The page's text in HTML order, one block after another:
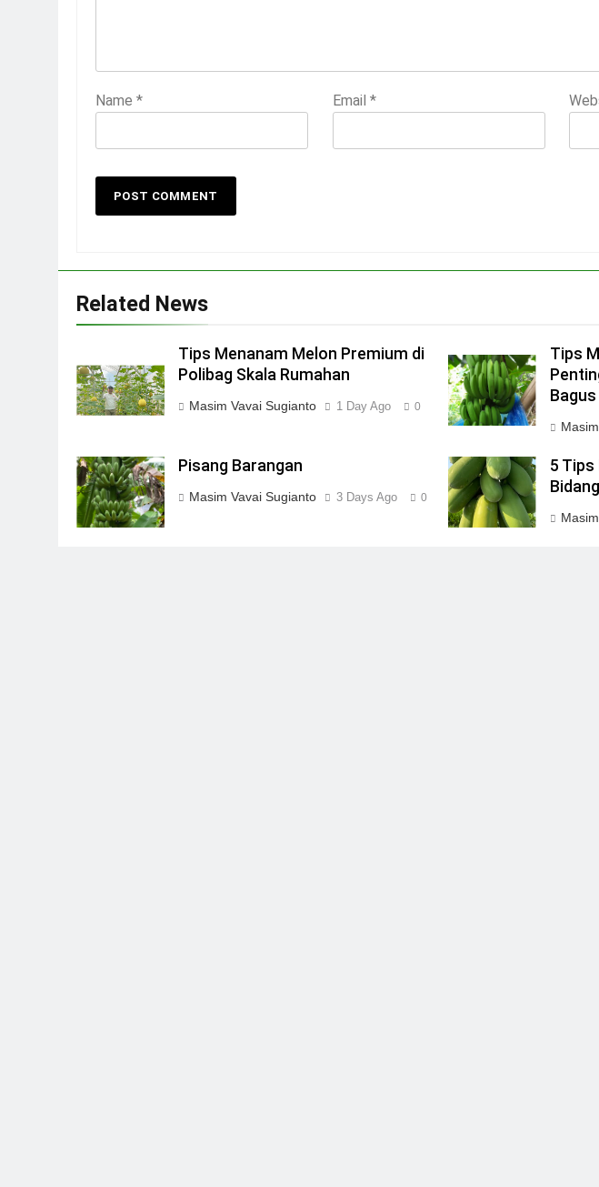
Name * Email *
Related News
Tips Menanam Melon Premium di
Polibag Skala Rumahan
Masim Vavai Sugianto 1 Day Ago 0
Tips
Bagus
Pisang Barangan
Masim Vavai Sugianto 3 Days Ago 0
5 Tips